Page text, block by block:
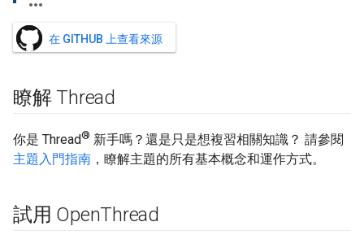
在 GITHUB 上查看來源
瞭解 Thread
你是 Thread® 新手嗎？還是只是想複習相關知識？ 請參閱
主題入門指南 ，瞭解主題的所有基本概念和運作方式。
試用 OpenThread